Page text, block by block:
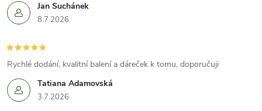
Jan Suchánek
8.7.2026
Tatiana Adamovská
3.7.2026
Rychlé dodání, kvalitní balení a dáreček k tomu, doporučuji